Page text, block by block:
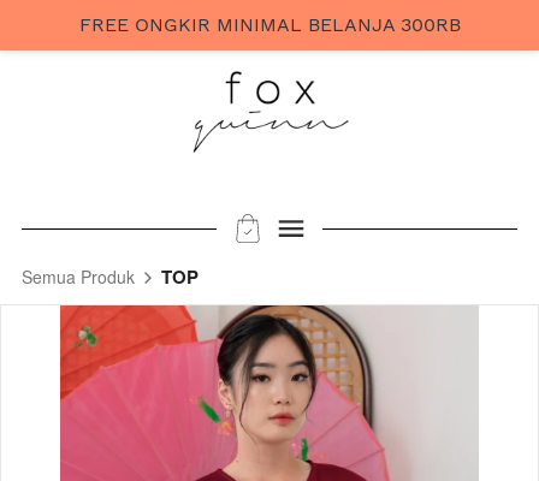
Semua Produk TOP
FREE ONGKIR MINIMAL BELANJA 300RB